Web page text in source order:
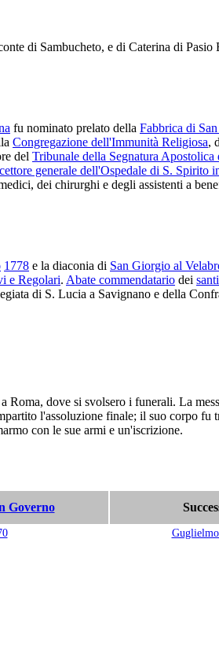
di Sambucheto, e di Caterina di
fu nominato prelato della Fabbrica di
Congregazione dell'Immunità Religiosa,
del Tribunale della Segnatura Apostolica
generale dell'Ospedale di S. Spirito
dei chirurghi e degli assistenti a
1778 e la diaconia di San Giorgio al
e Regolari. Abate commendatario dei
di S. Lucia a Savignano e della
a Roma, dove si svolsero i funerali. La
l'assoluzione finale; il suo corpo fu
con le sue armi e un'iscrizione.
Governo